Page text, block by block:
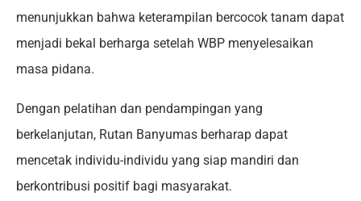
menunjukkan bahwa keterampilan bercocok tanam dapat
menjadi bekal berharga setelah WBP menyelesaikan
masa pidana.
Dengan pelatihan dan pendampingan yang
berkelanjutan, Rutan Banyumas berharap dapat
mencetak individu-individu yang siap mandiri dan
berkontribusi positif bagi masyarakat.